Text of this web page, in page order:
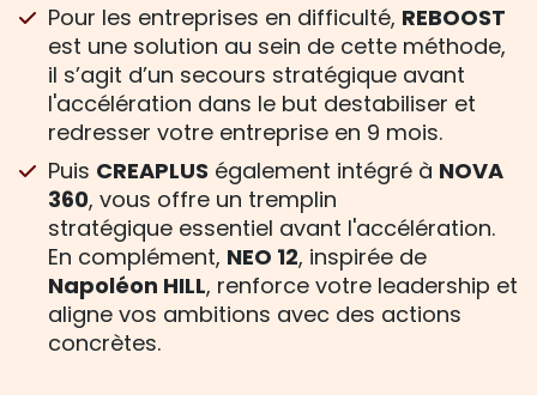
Pour les entreprises en difficulté, REBOOST
est une solution au sein de cette méthode,
il s’agit d’un secours stratégique avant
l'accélération dans le but destabiliser et
redresser votre entreprise en 9 mois.
Puis CREAPLUS également intégré à NOVA
360, vous offre un tremplin
stratégique essentiel avant l'accélération.
En complément, NEO 12, inspirée de
Napoléon HILL, renforce votre leadership et
aligne vos ambitions avec des actions
concrètes.